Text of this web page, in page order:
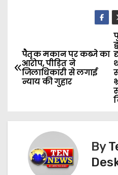
o
s
n
पैतृक मकान पर कब्जे का
आरोप, पीड़ित ने
जिलाधिकारी से लगाई
न्याय की गुहार
By